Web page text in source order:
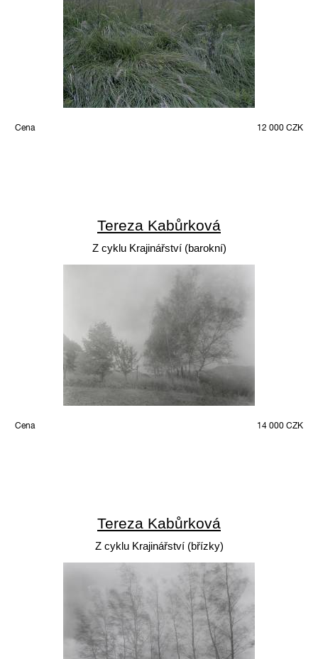
Cena 12 000 CZK
Tereza Kabůrková
Z cyklu Krajinářství (barokní)
Cena 14 000 CZK
Tereza Kabůrková
Z cyklu Krajinářství (břízky)